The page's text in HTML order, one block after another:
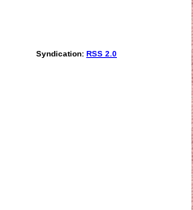
Syndication: RSS 2.0